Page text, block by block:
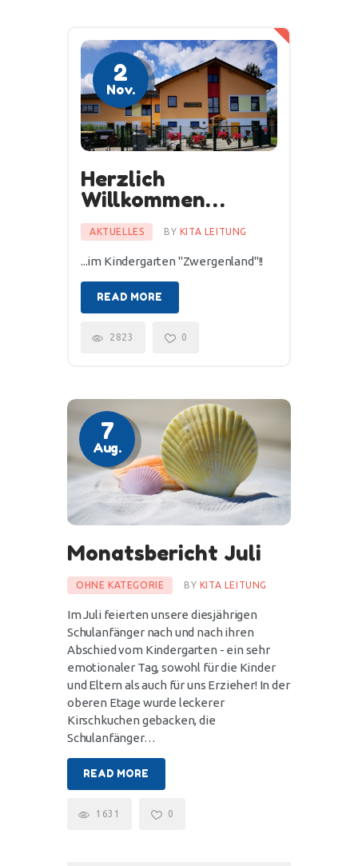
2
Nov.
Herzlich
Willkommen…
AKTUELLES BY KITA LEITUNG
...im Kindergarten "Zwergenland"!!
READ MORE
2823 0
7
Aug.
Monatsbericht Juli
OHNE KATEGORIE BY KITA LEITUNG
Im Juli feierten unsere diesjährigen
Schulanfänger nach und nach ihren
Abschied vom Kindergarten - ein sehr
emotionaler Tag, sowohl für die Kinder
und Eltern als auch für uns Erzieher! In der
oberen Etage wurde leckerer
Kirschkuchen gebacken, die
Schulanfänger…
READ MORE
1631 0